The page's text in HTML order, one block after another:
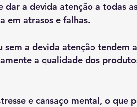
dar a devida atenção a todas
em atrasos e falhas.
sem a devida atenção tendem
a qualidade dos
e cansaço mental, o que